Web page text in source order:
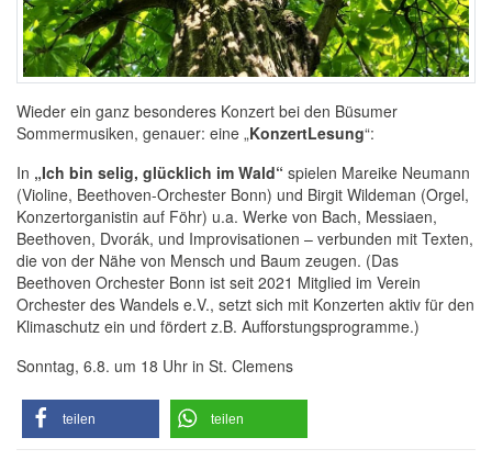
Wieder ein ganz besonderes Konzert bei den Büsumer
Sommermusiken, genauer: eine „KonzertLesung“:
In „Ich bin selig, glücklich im Wald“ spielen Mareike Neumann
(Violine, Beethoven-Orchester Bonn) und Birgit Wildeman (Orgel,
Konzertorganistin auf Föhr) u.a. Werke von Bach, Messiaen,
Beethoven, Dvorák, und Improvisationen – verbunden mit Texten,
die von der Nähe von Mensch und Baum zeugen. (Das
Beethoven Orchester Bonn ist seit 2021 Mitglied im Verein
Orchester des Wandels e.V., setzt sich mit Konzerten aktiv für den
Klimaschutz ein und fördert z.B. Aufforstungsprogramme.)
Sonntag, 6.8. um 18 Uhr in St. Clemens
teilen teilen